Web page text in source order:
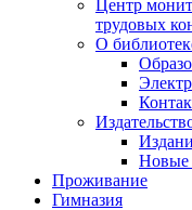
Центр
трудовых
О
Новые
Проживание
Гимназия